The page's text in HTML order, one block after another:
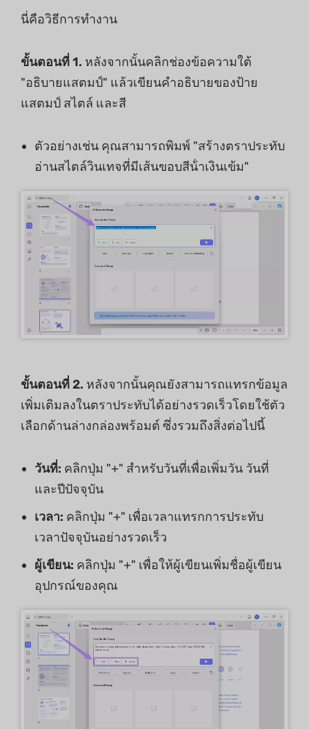
นี่คือวิธีการทํางาน
ขั้นตอนที่ 1. หลังจากนั้นคลิกช่องข้อความใต้
"อธิบายแสตมป์" แล้วเขียนคําอธิบายของป้าย
แสตมป์ สไตล์ และสี
ตัวอย่างเช่น คุณสามารถพิมพ์ "สร้างตราประทับ
อ่านสไตล์วินเทจที่มีเส้นขอบสีน้ําเงินเข้ม"
ขั้นตอนที่ 2. หลังจากนั้นคุณยังสามารถแทรกข้อมูล
เพิ่มเติมลงในตราประทับได้อย่างรวดเร็วโดยใช้ตัว
เลือกด้านล่างกล่องพร้อมต์ ซึ่งรวมถึงสิ่งต่อไปนี้
วันที่: คลิกปุ่ม "+" สําหรับวันที่เพื่อเพิ่มวัน วันที่
และปีปัจจุบัน
เวลา: คลิกปุ่ม "+" เพื่อเวลาแทรกการประทับ
เวลาปัจจุบันอย่างรวดเร็ว
ผู้เขียน: คลิกปุ่ม "+" เพื่อให้ผู้เขียนเพิ่มชื่อผู้เขียน
อุปกรณ์ของคุณ